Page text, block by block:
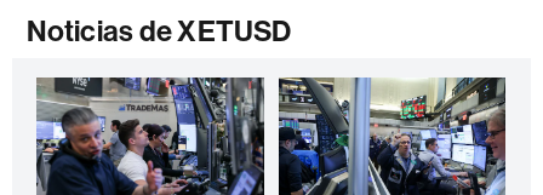
Noticias de XETUSD